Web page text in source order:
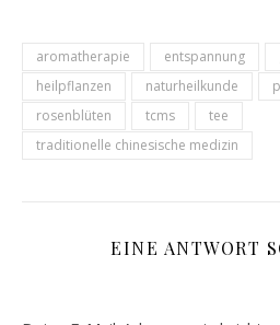
aromatherapie entspannung
heilpflanzen
naturheilkunde
rosenblüten
tcms
tee
traditionelle chinesische medizin
EINE ANTWORT